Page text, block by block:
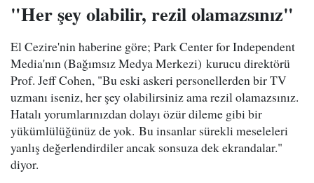
"Her şey olabilir, rezil olamazsınız"
El Cezire'nin haberine göre; Park Center for Independent
Media'nın (Bağımsız Medya Merkezi) kurucu direktörü
Prof. Jeff Cohen, "Bu eski askeri personellerden bir TV
uzmanı iseniz, her şey olabilirsiniz ama rezil olamazsınız.
Hatalı yorumlarınızdan dolayı özür dileme gibi bir
yükümlülüğünüz de yok. Bu insanlar sürekli meseleleri
yanlış değerlendirdiler ancak sonsuza dek ekrandalar."
diyor.